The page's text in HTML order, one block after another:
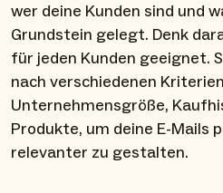
wer deine Kunden sind und
Grundstein gelegt. Denk
für jeden Kunden geeignet.
nach verschiedenen
Unternehmensgröße,
Produkte, um deine E-Mails
relevanter zu gestalten.